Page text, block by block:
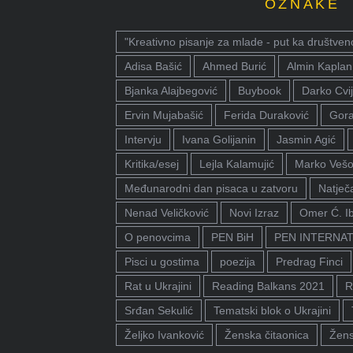
OZNAKE
"Kreativno pisanje za mlade - put ka
Adisa Bašić
Ahmed Burić Almin Kaplan
Bjanka Alajbegović
Buybook Darko
Ervin Mujabašić
Ferida Duraković
Intervju
Ivana Golijanin Jasmin Agić
Kritika/esej
Lejla Kalamujić Marko
Međunarodni dan pisaca u zatvoru
Nenad Veličković
Novi Izraz
Omer Ć.
O penovcima
PEN BiH
PEN
Pisci u gostima
poezija Predrag Finci
Rat u Ukrajini
Reading Balkans 2021
Srđan Sekulić
Tematski blok o Ukrajini
Željko Ivanković
Ženska čitaonica